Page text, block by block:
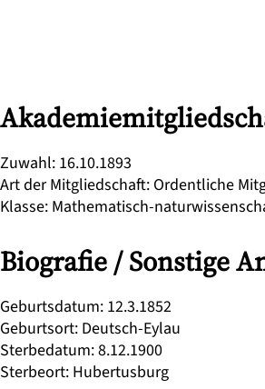
Zuwahl: 16.10.1893
Art der Mitgliedschaft: Ordentliche
Klasse: Mathematisch-
Biografie / Sonstige
Geburtsdatum: 12.3.1852
Geburtsort: Deutsch-Eylau
Sterbedatum:8.12.1900
Sterbeort: Hubertusburg